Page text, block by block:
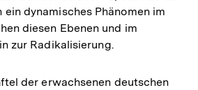
ein dynamisches Phänomen im
diesen Ebenen und im
zur Radikalisierung.
der erwachsenen deutschen